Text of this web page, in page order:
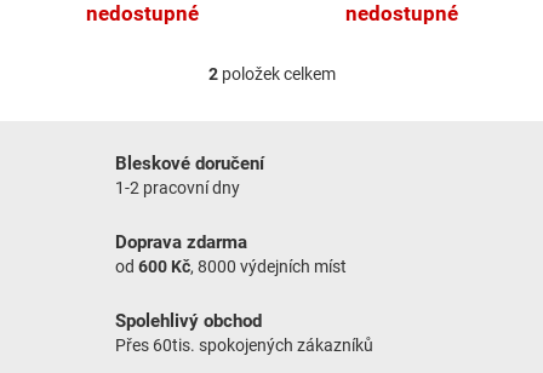
nedostupné
nedostupné
Ovládací prvky výpisu
2položek celkem
Bleskové doručení
1-2 pracovní dny
Doprava zdarma
od 600 Kč, 8000 výdejních míst
Spolehlivý obchod
Přes 60tis. spokojených zákazníků